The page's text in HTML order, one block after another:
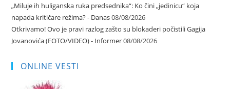
„Miluje ih huliganska ruka predsednika“: Ko čini „jedinicu“ koja
napada kritičare režima? - Danas08/08/2026
Otkrivamo! Ovo je pravi razlog zašto su blokaderi počistili Gagija
Jovanovića (FOTO/VIDEO) - Informer08/08/2026
ONLINE VESTI